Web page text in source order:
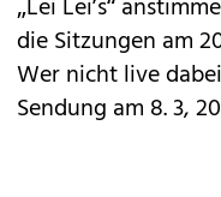
„Lei Lei’s“
die Sitzungen am
Wer nicht live
Sendung am 8. 3,